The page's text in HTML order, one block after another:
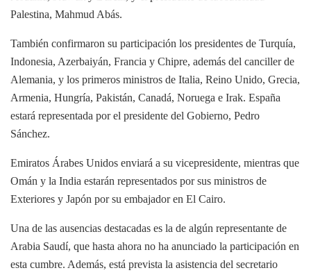
Palestina, Mahmud Abás.
También confirmaron su participación los presidentes de Turquía,
Indonesia, Azerbaiyán, Francia y Chipre, además del canciller de
Alemania, y los primeros ministros de Italia, Reino Unido, Grecia,
Armenia, Hungría, Pakistán, Canadá, Noruega e Irak. España
estará representada por el presidente del Gobierno, Pedro
Sánchez.
Emiratos Árabes Unidos enviará a su vicepresidente, mientras que
Omán y la India estarán representados por sus ministros de
Exteriores y Japón por su embajador en El Cairo.
Una de las ausencias destacadas es la de algún representante de
Arabia Saudí, que hasta ahora no ha anunciado la participación en
esta cumbre. Además, está prevista la asistencia del secretario